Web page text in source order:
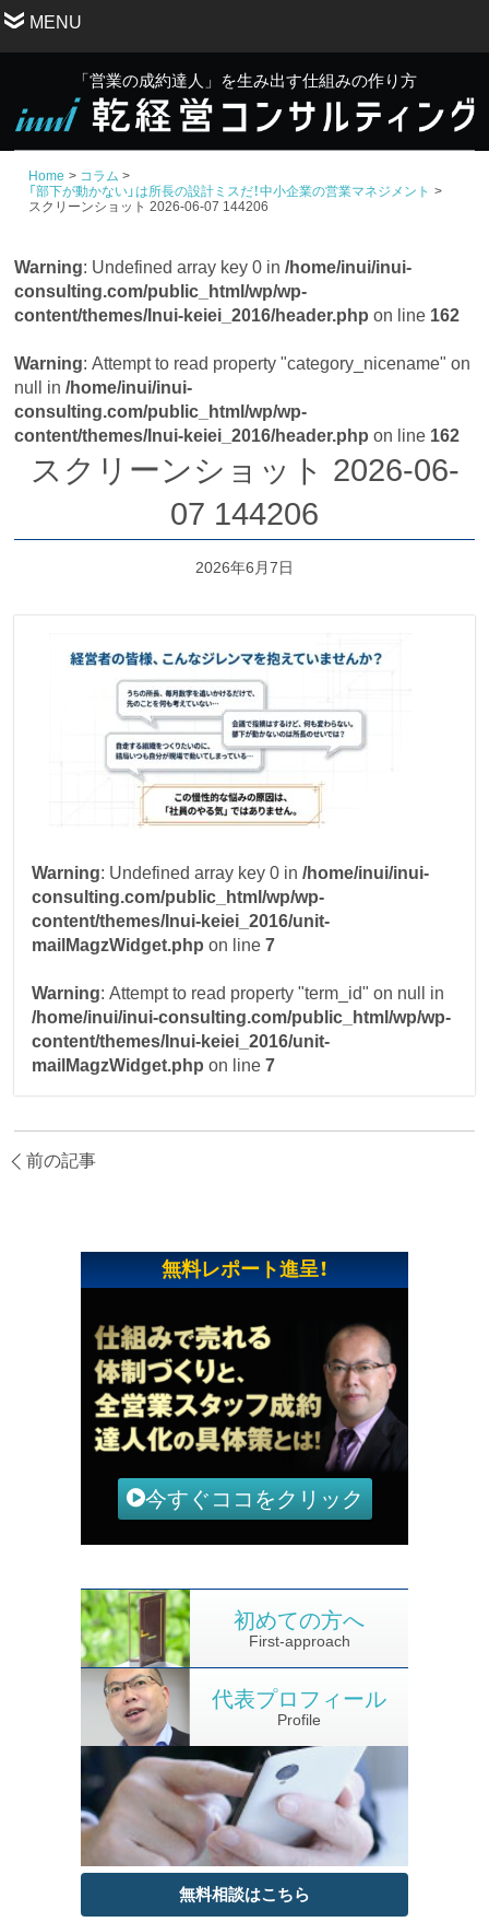
MENU
「営業の成約達人」を生み出す仕組みの作り方
Home
コラム
「部下が動かない」は所長の設計ミスだ！中小企業の営業マネジメント
スクリーンショット 2026-06-07 144206
Warning : Undefined array key 0 in/home/inui/inui-
consulting.com/public_html/wp/wp-
content/themes/Inui-keiei_2016/header.php on line 162
Warning: Attempt to read property "category_nicename" on
null in/home/inui/inui-
consulting.com/public_html/wp/wp-
content/themes/Inui-keiei_2016/header.php on line 162
スクリーンショット 2026-06-
07 144206
2026年6月7日
Warning : Undefined array key 0 in/home/inui/inui-
consulting.com/public_html/wp/wp-
content/themes/Inui-keiei_2016/unit-
mailMagzWidget.php on line7
Warning : Attempt to read property "term_id" on null in
/home/inui/inui-consulting.com/public_html/wp/wp-
content/themes/Inui-keiei_2016/unit-
mailMagzWidget.php on line7
前の記事
無料レポート進呈！
今すぐココをクリック
First-approach
初めての方へ
Profile
代表プロフィール
無料相談はこちら